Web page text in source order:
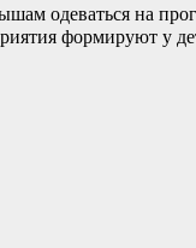
одеваться на
формируют у